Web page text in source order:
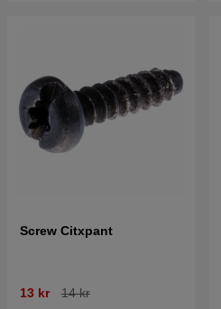
Screw Citxpant
13 kr 14 kr